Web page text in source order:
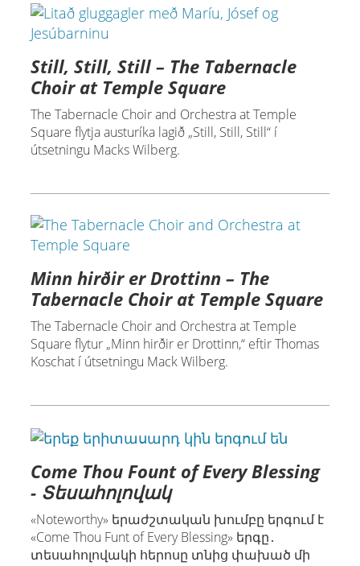
Still, Still, Still – The Tabernacle
Choir at Temple Square
The Tabernacle Choir and Orchestra at Temple
Square flytja austuríka lagið „Still, Still, Still“ í
útsetningu Macks Wilberg.
Minn hirðir er Drottinn – The
Tabernacle Choir at Temple Square
The Tabernacle Choir and Orchestra at Temple
Square flytur „Minn hirðir er Drottinn,“ eftir Thomas
Koschat í útsetningu Mack Wilberg.
Come Thou Fount of Every Blessing
- Տեսահոլովակ
«Noteworthy» երաժշտական խումբը երգում է
«Come Thou Funt of Every Blessing» երգը․
տեսահոլովակի հերոսը տնից փախած մի